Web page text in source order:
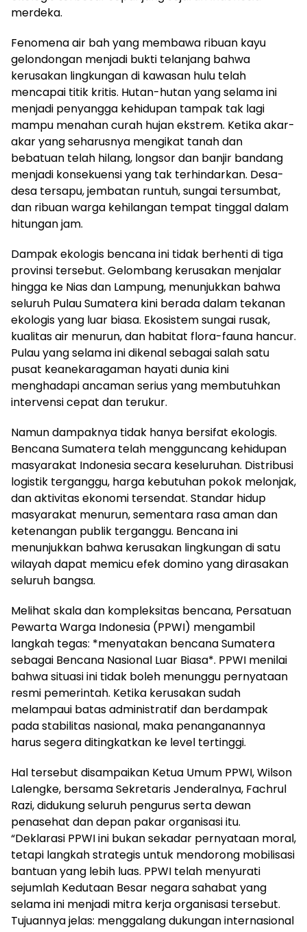
merdeka.
Fenomena air bah yang membawa ribuan kayu
gelondongan menjadi bukti telanjang bahwa
kerusakan lingkungan di kawasan hulu telah
mencapai titik kritis. Hutan-hutan yang selama ini
menjadi penyangga kehidupan tampak tak lagi
mampu menahan curah hujan ekstrem. Ketika akar-
akar yang seharusnya mengikat tanah dan
bebatuan telah hilang, longsor dan banjir bandang
menjadi konsekuensi yang tak terhindarkan. Desa-
desa tersapu, jembatan runtuh, sungai tersumbat,
dan ribuan warga kehilangan tempat tinggal dalam
hitungan jam.
Dampak ekologis bencana ini tidak berhenti di tiga
provinsi tersebut. Gelombang kerusakan menjalar
hingga ke Nias dan Lampung, menunjukkan bahwa
seluruh Pulau Sumatera kini berada dalam tekanan
ekologis yang luar biasa. Ekosistem sungai rusak,
kualitas air menurun, dan habitat flora-fauna hancur.
Pulau yang selama ini dikenal sebagai salah satu
pusat keanekaragaman hayati dunia kini
menghadapi ancaman serius yang membutuhkan
intervensi cepat dan terukur.
Namun dampaknya tidak hanya bersifat ekologis.
Bencana Sumatera telah mengguncang kehidupan
masyarakat Indonesia secara keseluruhan. Distribusi
logistik terganggu, harga kebutuhan pokok melonjak,
dan aktivitas ekonomi tersendat. Standar hidup
masyarakat menurun, sementara rasa aman dan
ketenangan publik terganggu. Bencana ini
menunjukkan bahwa kerusakan lingkungan di satu
wilayah dapat memicu efek domino yang dirasakan
seluruh bangsa.
Melihat skala dan kompleksitas bencana, Persatuan
Pewarta Warga Indonesia (PPWI) mengambil
langkah tegas: *menyatakan bencana Sumatera
sebagai Bencana Nasional Luar Biasa*. PPWI menilai
bahwa situasi ini tidak boleh menunggu pernyataan
resmi pemerintah. Ketika kerusakan sudah
melampaui batas administratif dan berdampak
pada stabilitas nasional, maka penanganannya
harus segera ditingkatkan ke level tertinggi.
Hal tersebut disampaikan Ketua Umum PPWI, Wilson
Lalengke, bersama Sekretaris Jenderalnya, Fachrul
Razi, didukung seluruh pengurus serta dewan
penasehat dan depan pakar organisasi itu.
“Deklarasi PPWI ini bukan sekadar pernyataan moral,
tetapi langkah strategis untuk mendorong mobilisasi
bantuan yang lebih luas. PPWI telah menyurati
sejumlah Kedutaan Besar negara sahabat yang
selama ini menjadi mitra kerja organisasi tersebut.
Tujuannya jelas: menggalang dukungan internasional